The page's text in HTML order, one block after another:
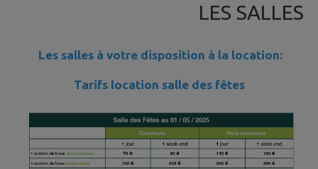
LES SALLES
Les salles à votre disposition à la location:
Tarifs location salle des fêtes